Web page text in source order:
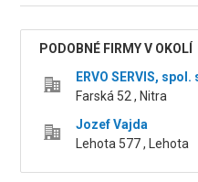
PODOBNÉ FIRMY V OKOLÍ
ERVO SERVIS, spol.
Farská 52 , Nitra
Jozef Vajda
Lehota 577 , Lehota